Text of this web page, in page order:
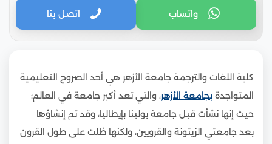
واتساب اتصل بنا
كلية اللغات والترجمة جامعة الأزهر هي أحد الصروح التعليمية
المتواجدة بجامعة الأزهر، والتي تعد أكبر جامعة في العالم؛
حيث إنها نشأت قبل جامعة بولينا بإيطاليا، وقد تم إنشاؤها
بعد جامعتي الزيتونة والقرويين، ولكنها ظلت على طول القرون